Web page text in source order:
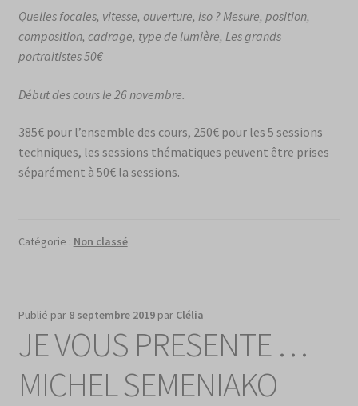
Quelles focales, vitesse, ouverture, iso ? Mesure, position,
composition, cadrage, type de lumière, Les grands
portraitistes 50€
Début des cours le 26 novembre.
385€ pour l’ensemble des cours, 250€ pour les 5 sessions
techniques, les sessions thématiques peuvent être prises
séparément à 50€ la sessions.
Catégorie : Non classé
Publié par 8 septembre 2019 par Clélia
JE VOUS PRESENTE …
MICHEL SEMENIAKO